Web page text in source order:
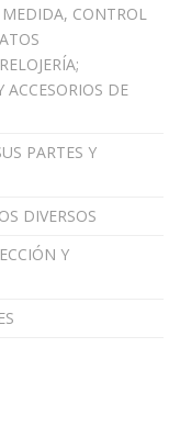
CONTROL
ACCESORIOS DE
PARTES Y
DIVERSOS
Y